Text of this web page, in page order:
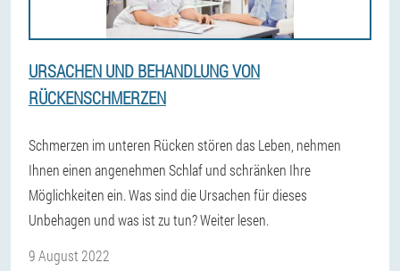
URSACHEN UND BEHANDLUNG VON
RÜCKENSCHMERZEN
Schmerzen im unteren Rücken stören das Leben, nehmen
Ihnen einen angenehmen Schlaf und schränken Ihre
Möglichkeiten ein. Was sind die Ursachen für dieses
Unbehagen und was ist zu tun? Weiter lesen.
9 August 2022